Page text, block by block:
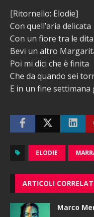
[Ritornello: Elodie]
Con quell’aria delicata
Con un fiore tra le dita
Bevi un altro
Poi mi dici che è finita
Che da quando sei
E in un fine settimana
ELODIE
ARTICOLI
Marco